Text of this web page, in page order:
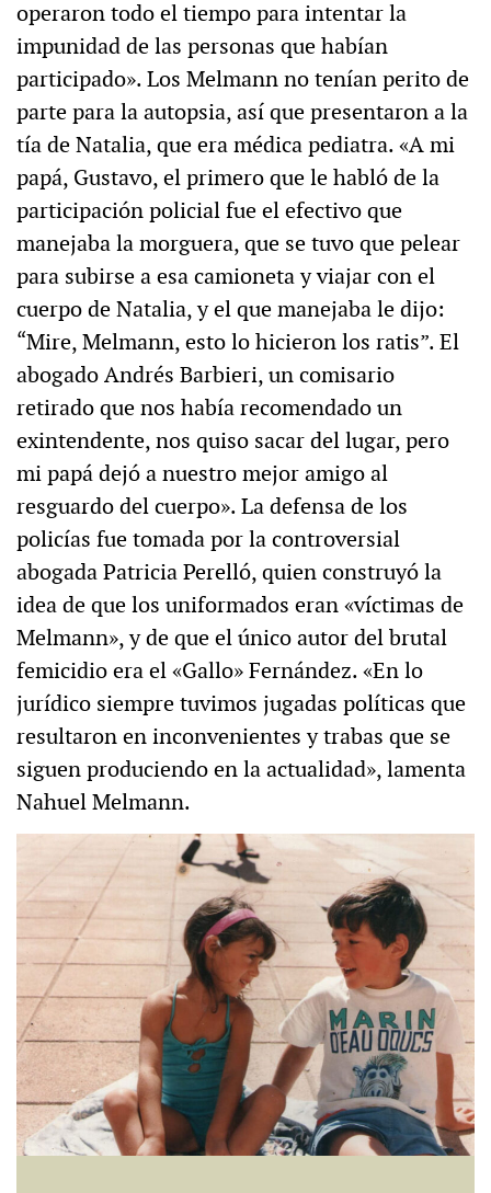
operaron todo el tiempo para intentar la
impunidad de las personas que habían
participado». Los Melmann no tenían perito de
parte para la autopsia, así que presentaron a la
tía de Natalia, que era médica pediatra. «A mi
papá, Gustavo, el primero que le habló de la
participación policial fue el efectivo que
manejaba la morguera, que se tuvo que pelear
para subirse a esa camioneta y viajar con el
cuerpo de Natalia, y el que manejaba le dijo:
“Mire, Melmann, esto lo hicieron los ratis”. El
abogado Andrés Barbieri, un comisario
retirado que nos había recomendado un
exintendente, nos quiso sacar del lugar, pero
mi papá dejó a nuestro mejor amigo al
resguardo del cuerpo». La defensa de los
policías fue tomada por la controversial
abogada Patricia Perelló, quien construyó la
idea de que los uniformados eran «víctimas de
Melmann», y de que el único autor del brutal
femicidio era el «Gallo» Fernández. «En lo
jurídico siempre tuvimos jugadas políticas que
resultaron en inconvenientes y trabas que se
siguen produciendo en la actualidad», lamenta
Nahuel Melmann.